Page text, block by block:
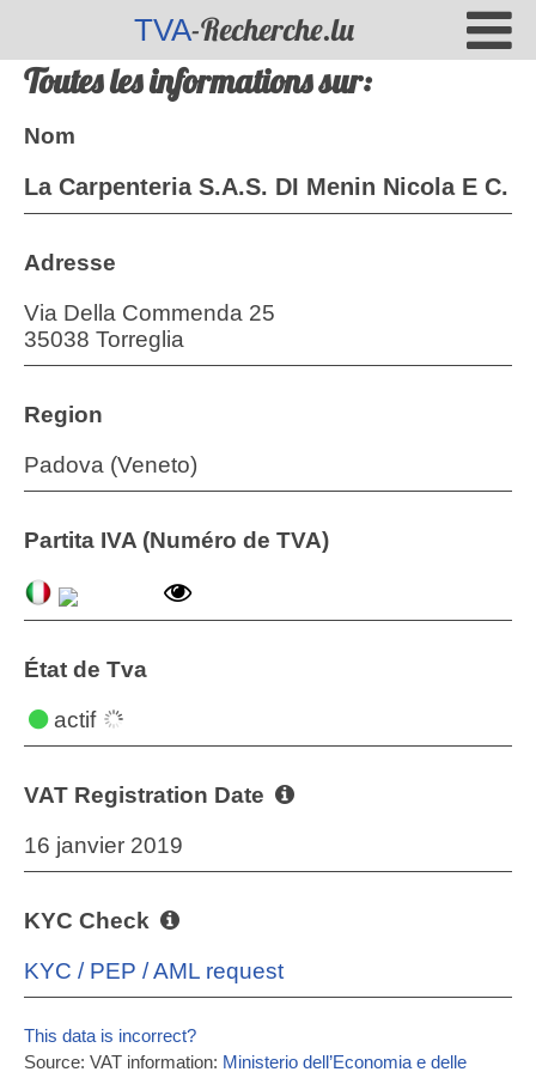
TVA-Recherche.lu
Toutes les informations sur:
Nom
La Carpenteria S.A.S. DI Menin Nicola E C.
Adresse
Via Della Commenda 25
35038 Torreglia
Region
Padova (Veneto)
Partita IVA (Numéro de TVA)
État de Tva
actif
VAT Registration Date
16 janvier 2019
KYC Check
KYC / PEP / AML request
This data is incorrect?
Source: VAT information: Ministerio dell’Economia e delle